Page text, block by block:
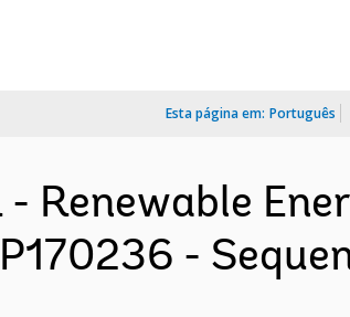
Esta página em: Português
Renewable
-